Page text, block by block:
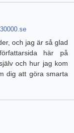
och jag är så glad
här på
och hur jag kom
dig att göra smarta